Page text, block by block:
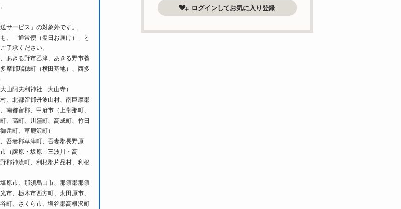
ログインしてお気に入り登録
サービス」の対象外です。
、「通常便（翌日お届け）」と
了承ください。
あきる野市乙津、あきる野市養
摩郡瑞穂町（横田基地）、西多
山阿夫利神社・大山寺）
、北都留郡丹波山村、南巨摩郡
南都留郡、甲府市（上帯那町、
、高町、川窪町、高成町、竹日
岳町、草鹿沢町）
吾妻郡草津町、吾妻郡長野原
（譲原・坂原・三波川・高
郡神流町、利根郡片品村、利根
原市、那須烏山市、那須郡那須
市、栃木市西方町、太田原市、
町、さくら市、塩谷郡高根沢町